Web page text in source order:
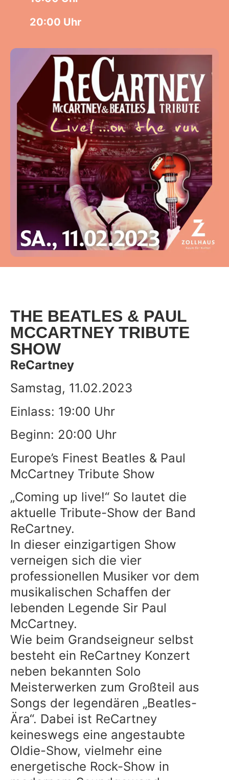
20:00 Uhr
THE BEATLES & PAUL
MCCARTNEY TRIBUTE
SHOW
ReCartney
Samstag, 11.02.2023
Einlass: 19:00 Uhr
Beginn: 20:00 Uhr
Europe’s Finest Beatles & Paul
McCartney Tribute Show
„Coming up live!“ So lautet die
aktuelle Tribute-Show der Band
ReCartney.
In dieser einzigartigen Show
verneigen sich die vier
professionellen Musiker vor dem
musikalischen Schaffen der
lebenden Legende Sir Paul
McCartney.
Wie beim Grandseigneur selbst
besteht ein ReCartney Konzert
neben bekannten Solo
Meisterwerken zum Großteil aus
Songs der legendären „Beatles-
Ära“. Dabei ist ReCartney
keineswegs eine angestaubte
Oldie-Show, vielmehr eine
energetische Rock-Show in